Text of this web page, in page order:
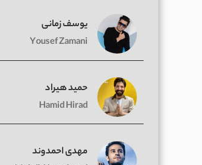
یوسف زمانی
Yousef Zamani
حمید هیراد
Hamid Hirad
مهدی احمدوند